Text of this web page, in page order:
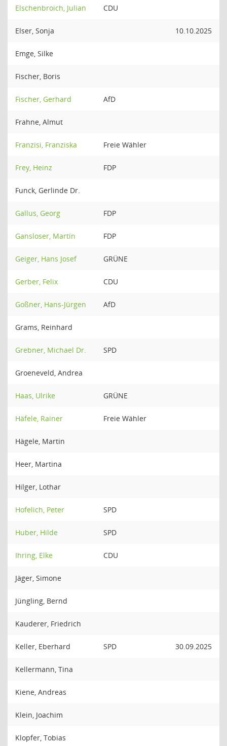
Elschenbroich, Julian CDU
Elser, Sonja 10.10.2025
Emge, Silke
Fischer, Boris
Fischer, Gerhard AfD
Frahne, Almut
Franzisi, Franziska Freie Wähler
Frey, Heinz FDP
Funck, Gerlinde Dr.
Gallus, Georg FDP
Gansloser, Martin FDP
Geiger, Hans Josef GRÜNE
Gerber, Felix CDU
Goßner, Hans-Jürgen AfD
Grams, Reinhard
Grebner, Michael Dr. SPD
Groeneveld, Andrea
Haas, Ulrike GRÜNE
Häfele, Rainer Freie Wähler
Hägele, Martin
Heer, Martina
Hilger, Lothar
Hofelich, Peter SPD
Huber, Hilde SPD
Ihring, Elke CDU
Jäger, Simone
Jüngling, Bernd
Kauderer, Friedrich
Keller, Eberhard SPD 30.09.2025
Kellermann, Tina
Kiene, Andreas
Klein, Joachim
Klopfer, Tobias